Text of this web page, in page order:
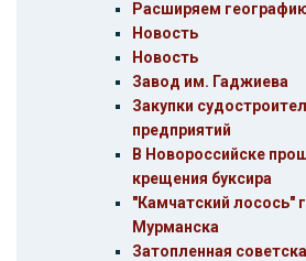
Расширяем
Новость
Новость
Завод им. Гаджиева
Закупки
предприятий
В Новороссийске
крещения буксира
"Камчатский лосось"
Мурманска
Затопленная